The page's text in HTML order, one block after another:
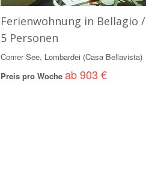
Ferienwohnung in Bellagio /
5 Personen
Comer See, Lombardei (Casa Bellavista)
Preis pro Woche ab 903 €